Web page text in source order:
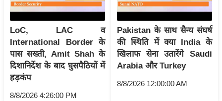
ग
इं
डि
या
सा
हि
त्य
ज
LoC, LAC व
International Border के
पास सख्ती, Amit Shah के
दिशानिर्देश के बाद घुसपैठियों में
हड़कंप
8/8/2026 4:26:00 PM
Pakistan के साथ सैन्य संघर्ष
की स्थिति में क्या India के
खिलाफ सेना उतारेंगे Saudi
Arabia और Turkey
8/8/2026 12:00:00 AM